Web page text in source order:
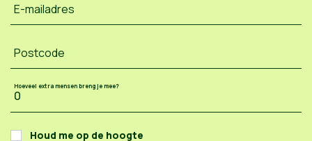
E-mailadres
Postcode
Hoeveel extra mensen breng je mee?
Houd me op de hoogte